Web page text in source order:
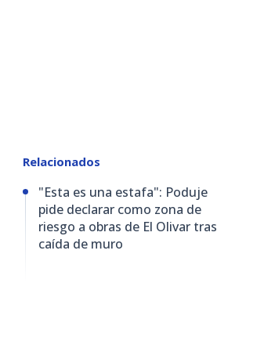
Relacionados
"Esta es una estafa": Poduje
pide declarar como zona de
riesgo a obras de El Olivar tras
caída de muro